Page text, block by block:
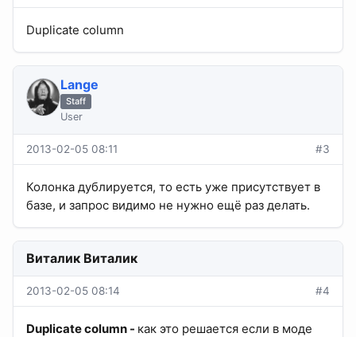
Duplicate column
Lange
Staff
User
2013-02-05 08:11 #3
Колонка дублируется, то есть уже присутствует в
базе, и запрос видимо не нужно ещё раз делать.
Виталик Виталик
2013-02-05 08:14 #4
Duplicate column - как это решается если в моде